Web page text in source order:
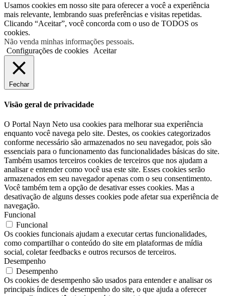
Usamos cookies em nosso site para oferecer a você a experiência
mais relevante, lembrando suas preferências e visitas repetidas.
Clicando “Aceitar”, você concorda com o uso de TODOS os
cookies.
Não venda minhas informações pessoais.
Configurações de cookies
Aceitar
Fechar
Visão geral de privacidade
O Portal Nayn Neto usa cookies para melhorar sua experiência
enquanto você navega pelo site. Destes, os cookies categorizados
conforme necessário são armazenados no seu navegador, pois são
essenciais para o funcionamento das funcionalidades básicas do site.
Também usamos terceiros cookies de terceiros que nos ajudam a
analisar e entender como você usa este site. Esses cookies serão
armazenados em seu navegador apenas com o seu consentimento.
Você também tem a opção de desativar esses cookies. Mas a
desativação de alguns desses cookies pode afetar sua experiência de
navegação.
Funcional
Funcional
Os cookies funcionais ajudam a executar certas funcionalidades,
como compartilhar o conteúdo do site em plataformas de mídia
social, coletar feedbacks e outros recursos de terceiros.
Desempenho
Desempenho
Os cookies de desempenho são usados ​​para entender e analisar os
principais índices de desempenho do site, o que ajuda a oferecer